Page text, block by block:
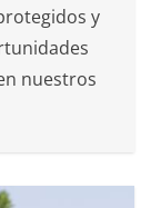
y
nuestros